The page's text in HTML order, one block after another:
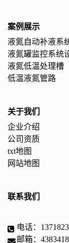
案例展示
液氮自动补液系
液氮罐监控系统
液氮低温处理槽
低温液氮管路
关于我们
企业介绍
公司资质
txt地图
网站地图
联系我们
电话：
邮箱：